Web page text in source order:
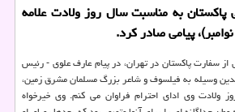
به مناسبت سال روز ولادت علامه
سفارت پاکستان در تهران، در پیام عارف علوی - رئیس
وسیله به فیلسوف و شاعر بزرگ مسلمان مشرق زمین،
ولادت وی ادای احترام فراوان می کنم. وی خیرخواه